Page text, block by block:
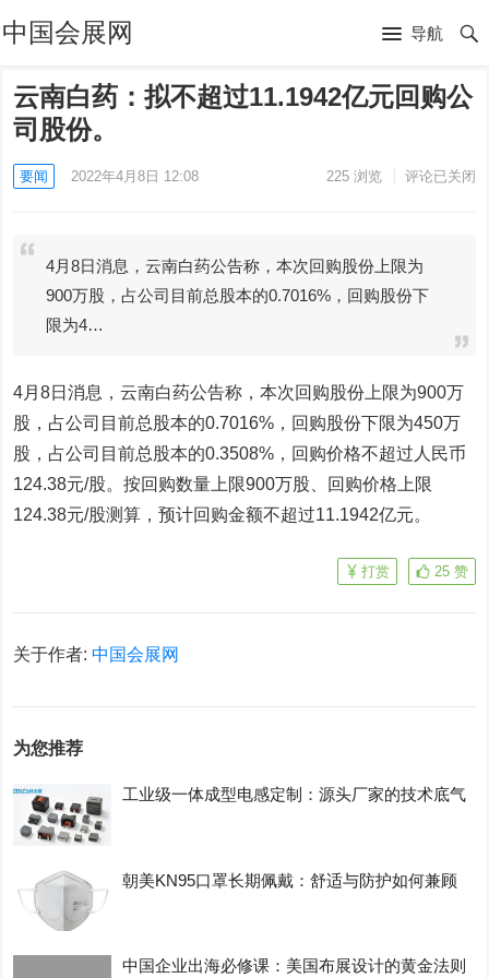
中国会展网 导航
云南白药：拟不超过11.1942亿元回购公
司股份。
要闻 2022年4月8日 12:08 225浏览 评论已关闭
4月8日消息，云南白药公告称，本次回购股份上限为
900万股，占公司目前总股本的0.7016%，回购股份下
限为4…
4月8日消息，云南白药公告称，本次回购股份上限为900万
股，占公司目前总股本的0.7016%，回购股份下限为450万
股，占公司目前总股本的0.3508%，回购价格不超过人民币
124.38元/股。按回购数量上限900万股、回购价格上限
124.38元/股测算，预计回购金额不超过11.1942亿元。
25 赞
打赏
关于作者:中国会展网
为您推荐
工业级一体成型电感定制：源头厂家的技术底气
朝美KN95口罩长期佩戴：舒适与防护如何兼顾
中国企业出海必修课：美国布展设计的黄金法则